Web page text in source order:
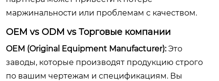
маржинальности или проблемам с качеством.
OEM vs ODM vs Торговые компании
OEM (Original Equipment Manufacturer):Это
заводы, которые производят продукцию строго
по вашим чертежам и спецификациям. Вы